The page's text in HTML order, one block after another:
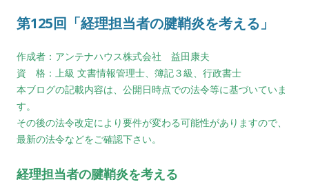
第125回「経理担当者の腱鞘炎を考える」
作成者：アンテナハウス株式会社 益田康夫
資 格：上級 文書情報管理士、簿記３級、行政書士
本ブログの記載内容は、公開日時点での法令等に基づいていま
す。
その後の法令改定により要件が変わる可能性がありますので、
最新の法令などをご確認下さい。
経理担当者の腱鞘炎を考える